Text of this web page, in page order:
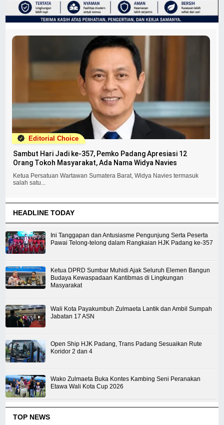
Editorial Choice
Sambut Hari Jadi ke-357, Pemko Padang Apresiasi 12
Orang Tokoh Masyarakat, Ada Nama Widya Navies
Ketua Persatuan Wartawan Sumatera Barat, Widya Navies termasuk
salah satu...
HEADLINE TODAY
Ini Tanggapan dan Antusiasme Pengunjung Serta Peserta
Pawai Telong-telong dalam Rangkaian HJK Padang ke-357
Ketua DPRD Sumbar Muhidi Ajak Seluruh Elemen Bangun
Budaya Kewaspadaan Kantibmas di Lingkungan
Masyarakat
Wali Kota Payakumbuh Zulmaeta Lantik dan Ambil Sumpah
Jabatan 17 ASN
Open Ship HJK Padang, Trans Padang Sesuaikan Rute
Koridor 2 dan 4
Wako Zulmaeta Buka Kontes Kambing Seni Peranakan
Etawa Wali Kota Cup 2026
TOP NEWS